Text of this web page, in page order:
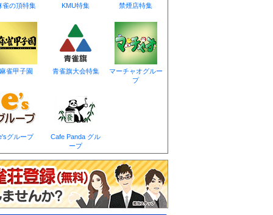
雀の頂特集 KMU特集 禁煙店特集
雀甲子園 青雀旗大会特集
マーチャオグルー
プ
グループ
Cafe Panda グル
ープ